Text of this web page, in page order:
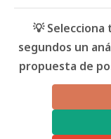
💡
segundos un
propuesta de